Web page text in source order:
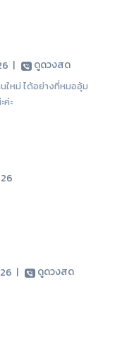
| ดูดวงสด
นใหม่ ได้อย่างที่หมออุ้ม
ค่ะ
| ดูดวงสด